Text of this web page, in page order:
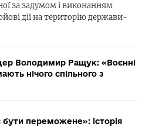
за задумом і виконанням
дії на територію держави-
Володимир Ращук: «Воєнні
нічого спільного з
переможене»: історія